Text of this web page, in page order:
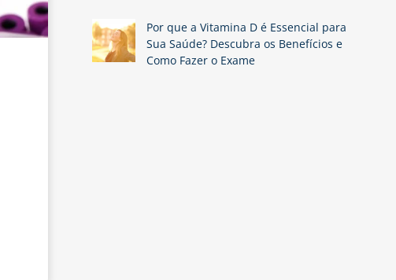
Por que a Vitamina D é Essencial para
Sua Saúde? Descubra os Benefícios e
Como Fazer o Exame